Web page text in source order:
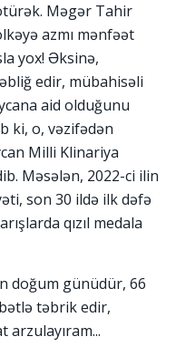
Məgər Tahir
azmı mənfəət
yox! Əksinə,
edir, mübahisəli
aid olduğunu
ki, o, vəzifədən
Milli Klinariya
Məsələn, 2022-ci ilin
son 30 ildə ilk dəfə
qızıl medala
doğum günüdür, 66
təbrik edir,
arzulayıram...